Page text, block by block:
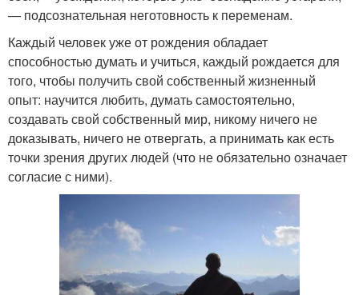
— подсознательная неготовность к переменам.
Каждый человек уже от рождения обладает
способностью думать и учиться, каждый рождается для
того, чтобы получить свой собственный жизненный
опыт: научится любить, думать самостоятельно,
создавать свой собственный мир, никому ничего не
доказывать, ничего не отвергать, а принимать как есть
точки зрения других людей (что не обязательно означает
согласие с ними).